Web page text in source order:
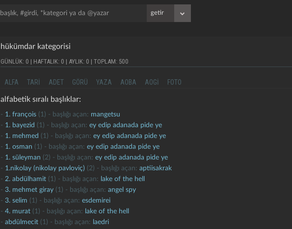
hükümdar kategorisi
GÜNLÜK: 0 | HAFTALIK: 0 | AYLIK: 0 | TOPLAM: 500
ALFA TARI ADET GÖRÜ YAZA AOBA AOGI FOTO
alfabetik sıralı başlıklar:
- 1. françois (1) - başlığı açan: mangetsu
- 1. bayezid (1) - başlığı açan:ey edip adanada pide ye
- 1. mehmed (1) - başlığı açan:ey edip adanada pide ye
- 1. osman (1) - başlığı açan:ey edip adanada pide ye
- 1. süleyman (2) - başlığı açan:ey edip adanada pide ye
- 1.nikolay (nikolay pavloviç) (2) - başlığı açan:aptiisakrak
-2. abdülhamit (1) - başlığı açan: lake of the hell
-3. mehmet giray (1) - başlığı açan:angel spy
-3. selim (1) - başlığı açan:esdemirei
-4. murat (1) - başlığı açan: lake of the hell
-abdülmecit (1) - başlığı açan: laedri